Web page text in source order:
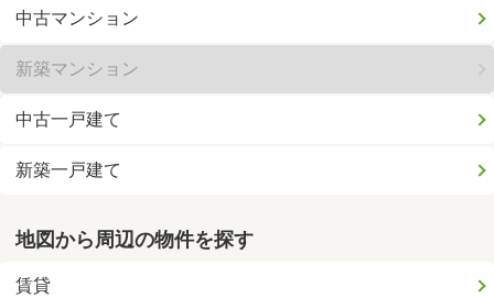
中古マンション
新築マンション
中古一戸建て
新築一戸建て
地図から周辺の物件を探す
賃貸